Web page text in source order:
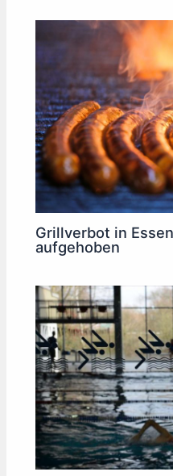
Grillverbot in
aufgehoben